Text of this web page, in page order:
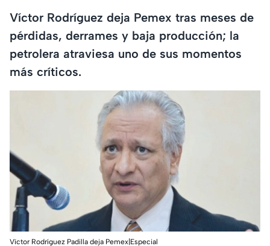
Víctor Rodríguez deja Pemex tras meses de
pérdidas, derrames y baja producción; la
petrolera atraviesa uno de sus momentos
más críticos.
Víctor Rodríguez Padilla deja Pemex|Especial